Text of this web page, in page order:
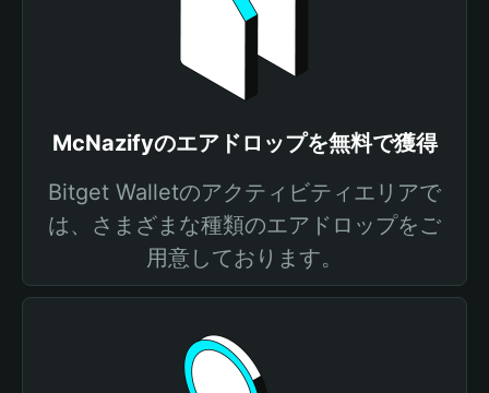
McNazifyのエアドロップを無料で獲得
Bitget Walletのアクティビティエリアで
は、さまざまな種類のエアドロップをご
用意しております。